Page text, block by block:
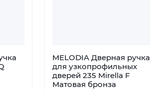
MELODIA Дверная ручка
для узкопрофильных
дверей 235 Mirella F
Матовая бронза